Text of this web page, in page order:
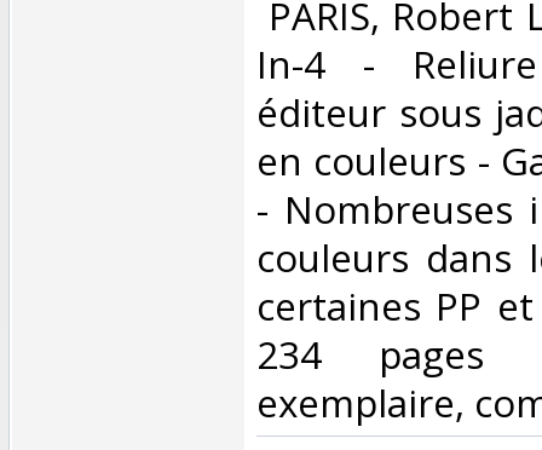
PARIS,
In-4 -
éditeur sous
en couleurs -
- Nombreuses
couleurs dans
certaines PP
234
exemplaire,